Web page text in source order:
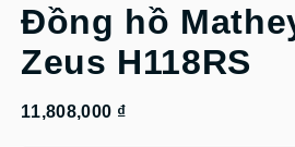
Đồng hồ
Zeus H118RS
11,808,000 ₫